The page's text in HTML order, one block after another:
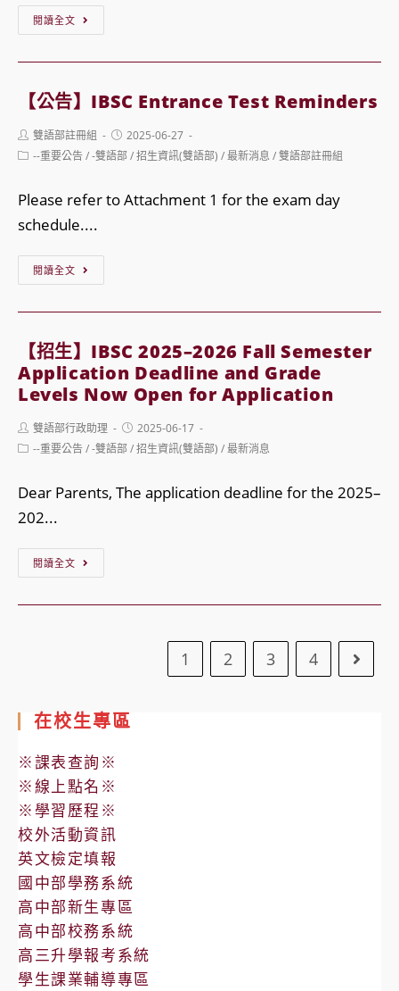
閱讀全文
IBSC
2025
2026
Fall
Semester
【公告】IBSC Entrance Test Reminders
Post
author:
雙語部註冊組
Post
published:
2025-06-27
Post--重要公告/-雙語部/招生資訊(雙語部) /最新消息 /雙語部註冊組
Please refer to Attachment 1 for the exam day
schedule....
閱讀全文
IBSC
Entrance
Test
Reminders
【招生】IBSC 2025–2026 Fall Semester
Application Deadline and Grade
Levels Now Open for Application
Post
author:
雙語部行政助理
Post
published:
2025-06-17
Post--重要公告/-雙語部/招生資訊(雙語部) /最新消息
Dear Parents, The application deadline for the 2025–
202...
閱讀全文
IBSC
Fall
Semester
Application
Deadline
and
Grade
Levels
Now
Open
for
Application
1 2 3 4 Go to
在校生專區
※課表查詢※
※線上點名※
※學習歷程※
校外活動資訊
英文檢定填報
國中部學務系統
高中部新生專區
高中部校務系統
高三升學報考系統
學生課業輔導專區